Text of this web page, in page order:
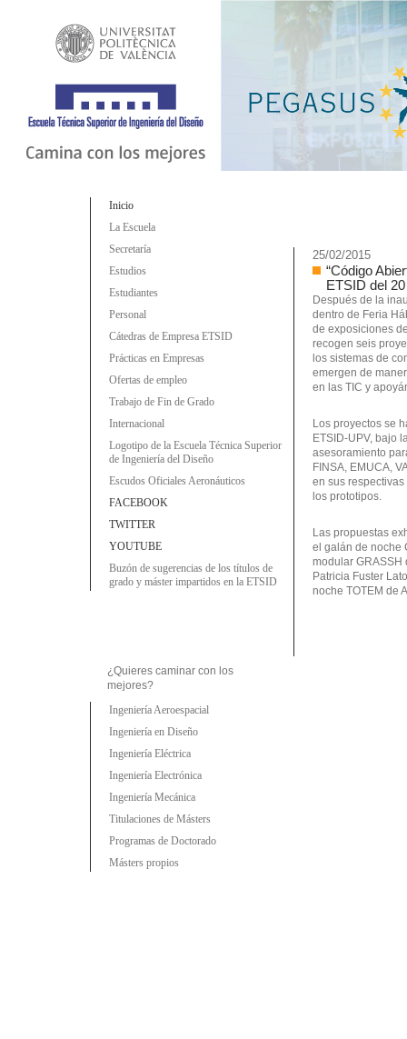
Inicio
La Escuela
Secretaría
Estudios
Estudiantes
Personal
Cátedras de Empresa ETSID
Prácticas en Empresas
Ofertas de empleo
Trabajo de Fin de Grado
Internacional
Logotipo de la Escuela Técnica Superior
de Ingeniería del Diseño
Escudos Oficiales Aeronáuticos
FACEBOOK
TWITTER
YOUTUBE
Buzón de sugerencias de los títulos de
grado y máster impartidos en la ETSID
¿Quieres caminar con los
mejores?
Ingeniería Aeroespacial
Ingeniería en Diseño
Ingeniería Eléctrica
Ingeniería Electrónica
Ingeniería Mecánica
Titulaciones de Másters
Programas de Doctorado
Másters propios
25/02/2015
“Código
ETSID del
Después de la
dentro de Feria
de exposiciones
recogen seis
los sistemas de
emergen de
en las TIC y
Los proyectos se
ETSID-UPV, bajo
asesoramiento
FINSA, EMUCA,
en sus
los prototipos.
Las propuestas
el galán de noche
modular GRASSH
Patricia Fuster
noche TOTEM de